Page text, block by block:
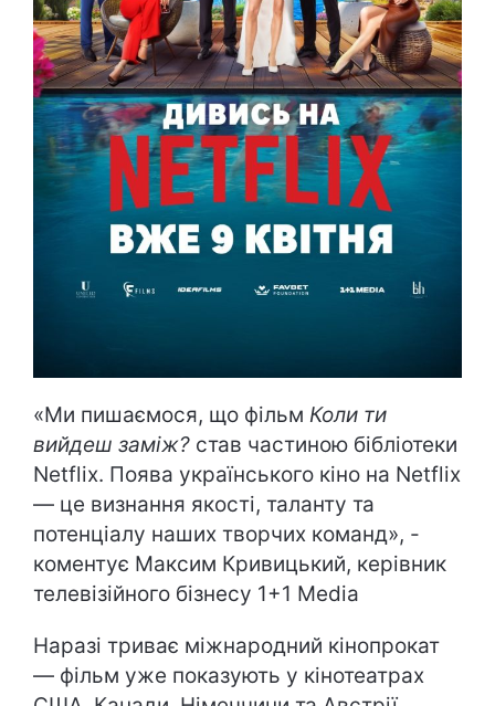
«Ми пишаємося, що фільм Коли ти
вийдеш заміж? став частиною бібліотеки
Netflix. Поява українського кіно на Netflix
— це визнання якості, таланту та
потенціалу наших творчих команд», -
коментує Максим Кривицький, керівник
телевізійного бізнесу 1+1 Media
Наразі триває міжнародний кінопрокат
— фільм уже показують у кінотеатрах